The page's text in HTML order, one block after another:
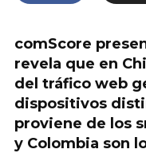
comScore
revela que en
del tráfico web
dispositivos
proviene de los
y Colombia son